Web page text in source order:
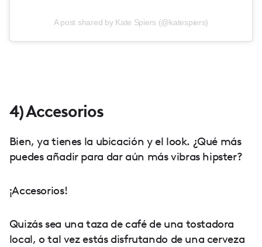
A post shared by Kate Spiers (@katespiers)
4) Accesorios
Bien, ya tienes la ubicación y el look. ¿Qué más
puedes añadir para dar aún más vibras hipster?
¡Accesorios!
Quizás sea una taza de café de una tostadora
local, o tal vez estás disfrutando de una cerveza